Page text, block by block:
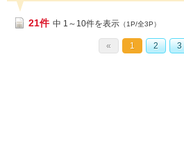
21件 中 1～10件を表示 （1P/全3P）
« 1 2 3